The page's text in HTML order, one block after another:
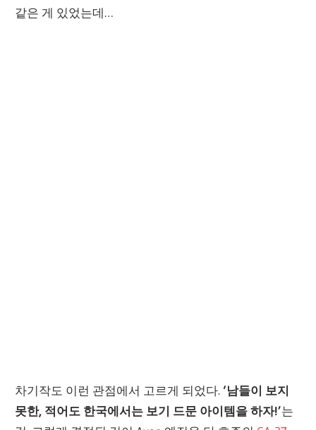
같은 게 있었는데…
차기작도 이런 관점에서 고르게 되었다.‘남들이 보지
못한, 적어도 한국에서는 보기 드문 아이템을 하자!’는